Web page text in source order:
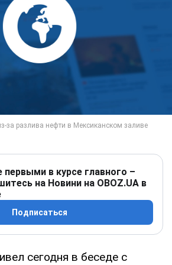
первыми в курсе главного –
на Новини на OBOZ.UA в
Подписаться
сегодня в беседе с